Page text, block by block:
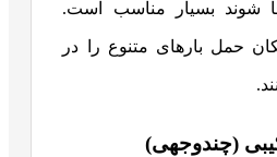
شوند بسیار مناسب است.
حمل بارهای متنوع را در